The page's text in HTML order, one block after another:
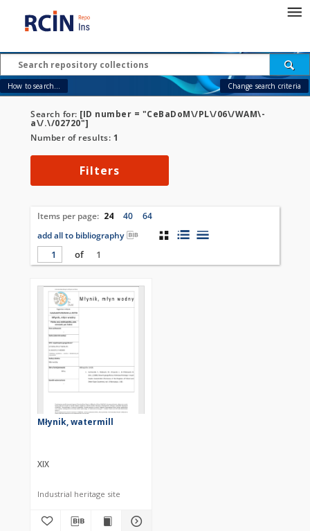
How to search... Change search criteria
Search for: [ID number = "CeBaDoM\/PL\/06\/WAM\-
a\/.\/02720"]
Number of results: 1
Filters
Items per page: 24 40
64
add all to bibliography
of
1
Młynik, watermill
XIX
Industrial heritage site